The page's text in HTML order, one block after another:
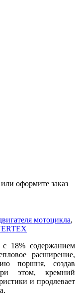
оформите заказ
мотоцикла,
18% содержанием
расширение,
поршня, создав
этом, кремний
и продлевает